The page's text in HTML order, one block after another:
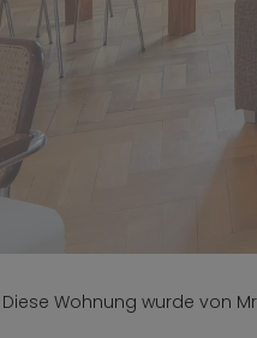
Diese Wohnung wurde von